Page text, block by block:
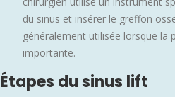
du sinus et insérer le greffon
généralement utilisée lorsque la
importante.
Étapes du sinus lift